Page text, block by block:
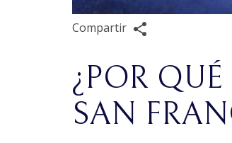
Compartir
¿POR
SAN